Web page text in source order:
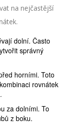
na nejčastější
dolní. Často
správný
horními. Toto
rovnátek
za dolními. To
z boku.